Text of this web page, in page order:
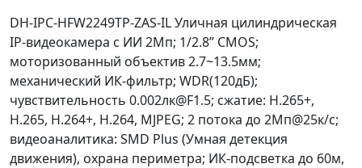
DH-IPC-HFW2249TP-ZAS-IL Уличная цилиндрическая
IP-видеокамера с ИИ 2Мп; 1/2.8” CMOS;
моторизованный объектив 2.7~13.5мм;
механический ИК-фильтр; WDR(120дБ);
чувствительность 0.002лк@F1.5; сжатие: H.265+,
H.265, H.264+, H.264, MJPEG; 2 потока до 2Мп@25к/с;
видеоаналитика: SMD Plus (Умная детекция
движения), охрана периметра; ИК-подсветка до 60м,